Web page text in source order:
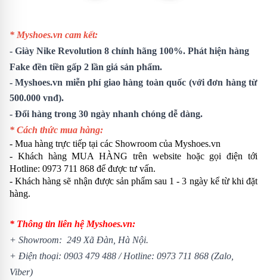
* Myshoes.vn cam kết:
- Giày Nike Revolution 8 chính hãng 100%. Phát hiện hàng
Fake đền tiền gấp 2 lần giá sản phẩm.
- Myshoes.vn miễn phí giao hàng toàn quốc (với đơn hàng từ
500.000 vnđ).
- Đổi hàng trong 30 ngày nhanh chóng dễ dàng.
* Cách thức mua hàng:
- Mua hàng trực tiếp tại các Showroom của Myshoes.vn
- Khách hàng MUA HÀNG trên website hoặc gọi điện tới
Hotline: 0973 711 868 để được tư vấn.
- Khách hàng sẽ nhận được sản phẩm sau 1 - 3 ngày kể từ khi đặt
hàng.
* Thông tin liên hệ Myshoes.vn:
+ Showroom: 249 Xã Đàn, Hà Nội.
+ Điện thoại: 0903 479 488 /Hotline: 0973 711 868 (Zalo,
Viber)